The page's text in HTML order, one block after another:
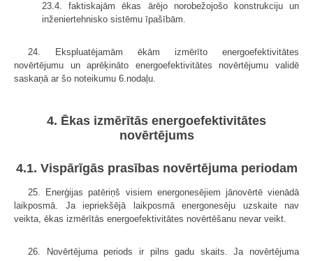
23.4. faktiskajām ēkas ārējo norobežojošo konstrukciju un
inženiertehnisko sistēmu īpašībām.
24. Ekspluatējamām ēkām izmērīto energoefektivitātes
novērtējumu un aprēķināto energoefektivitātes novērtējumu validē
saskaņā ar šo noteikumu 6.nodaļu.
4. Ēkas izmērītās energoefektivitātes
novērtējums
4.1. Vispārīgās prasības novērtējuma periodam
25. Enerģijas patēriņš visiem energonesējiem jānovērtē vienādā
laikposmā. Ja iepriekšējā laikposmā energonesēju uzskaite nav
veikta, ēkas izmērītās energoefektivitātes novērtēšanu nevar veikt.
26. Novērtējuma periods ir pilns gadu skaits. Ja novērtējuma